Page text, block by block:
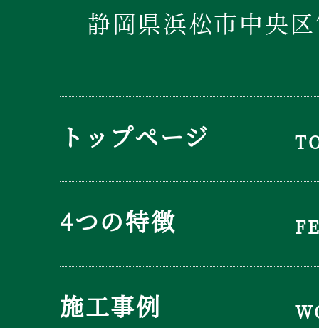
静岡県浜松市中央
トップページ
4つの特徴
施工事例